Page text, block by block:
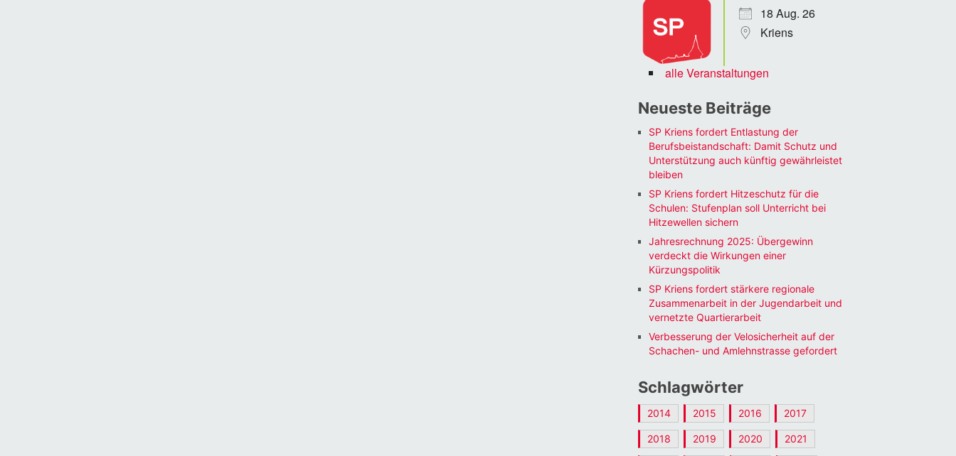
18 Aug. 26
Kriens
alle Veranstaltungen
Neueste Beiträge
SP Kriens fordert Entlastung der
Berufsbeistandschaft: Damit Schutz und
Unterstützung auch künftig gewährleistet
bleiben
SP Kriens fordert Hitzeschutz für die
Schulen: Stufenplan soll Unterricht bei
Hitzewellen sichern
Jahresrechnung 2025: Übergewinn
verdeckt die Wirkungen einer
Kürzungspolitik
SP Kriens fordert stärkere regionale
Zusammenarbeit in der Jugendarbeit und
vernetzte Quartierarbeit
Verbesserung der Velosicherheit auf der
Schachen- und Amlehnstrasse gefordert
Schlagwörter
2014 2015 2016 2017
2018 2019 2020 2021